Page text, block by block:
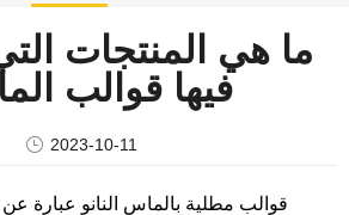
ما هي المنتجات
فيها قوالب
2023-10-11
قوالب مطلية بالماس النانو عبارة